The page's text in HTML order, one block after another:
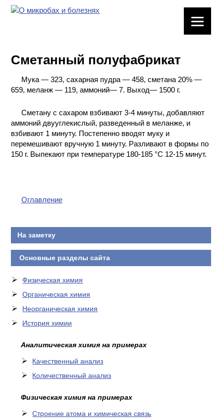
ХИМИЧЕСКАЯ
МЕТОДЫ
ПРАКТИЧЕСКОЙ
ХИМИИ
И ХИМИЧЕСКАЯ
КОНТАКТЫ
Сметанный полуфабрикат
Мука — 323, сахарная пудра — 458, сметана 20% —
659, меланж — 119, аммоний— 7. Выход— 1500 г.
Сметану с сахаром взбивают 3-4 минуты, добавляют
аммоний двууглекислый, разведенный в меланже, и
взбивают 1 минуту. Постепенно вводят муку и
перемешивают вручную 1 минуту. Разливают в формы по
150 г. Выпекают при температуре 180-185 °С 12-15 минут.
Оглавление
На заметку
Основные разделы сайта
Физическая химия
Органическая химия
Неорганическая химия
История химии
Аналитическая химия на примерах
Качественный анализ
Количественный анализ
Физическая химия на примерах
Cтроение атома и химическая связь